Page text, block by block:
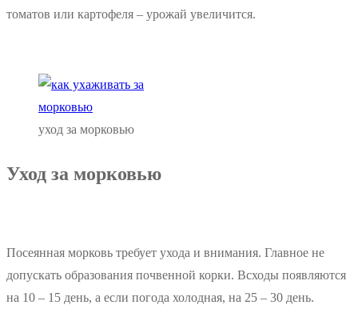
томатов или картофеля – урожай увеличится.
уход за морковью
Уход за морковью
Посеянная морковь требует ухода и внимания. Главное не
допускать образования почвенной корки. Всходы появляются
на 10 – 15 день, а если погода холодная, на 25 – 30 день.